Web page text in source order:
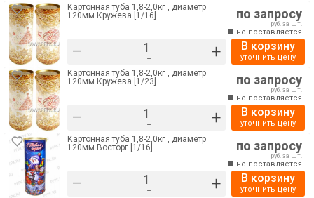
Картонная туба 1,8-2,0кг , диаметр
120мм Кружева [1/16]
– шт. +
по запросу
руб. за шт.
не поставляется
В корзину
уточнить цену
Картонная туба 1,8-2,0кг , диаметр
120мм Кружева [1/23]
– шт. +
по запросу
руб. за шт.
не поставляется
В корзину
уточнить цену
Картонная туба 1,8-2,0кг , диаметр
120мм Восторг [1/16]
– шт. +
по запросу
руб. за шт.
не поставляется
В корзину
уточнить цену